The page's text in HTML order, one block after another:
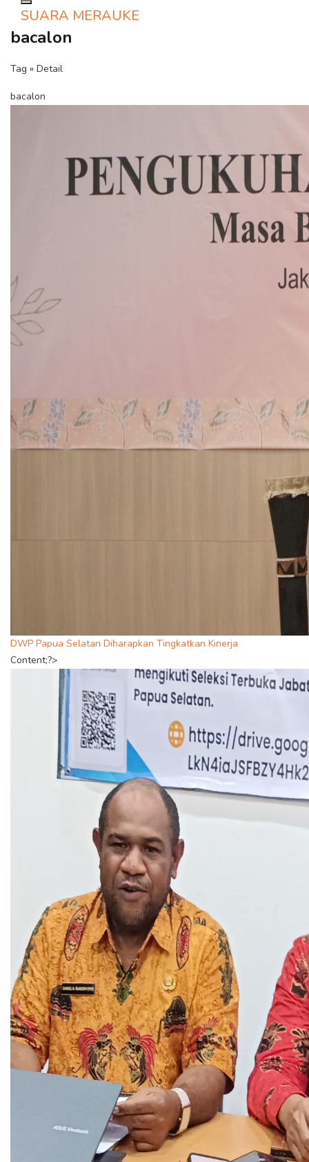
Toggle navigation
SUARA MERAUKE
bacalon
Tag » Detail
bacalon
DWP Papua Selatan Diharapkan Tingkatkan Kinerja
Content;?>